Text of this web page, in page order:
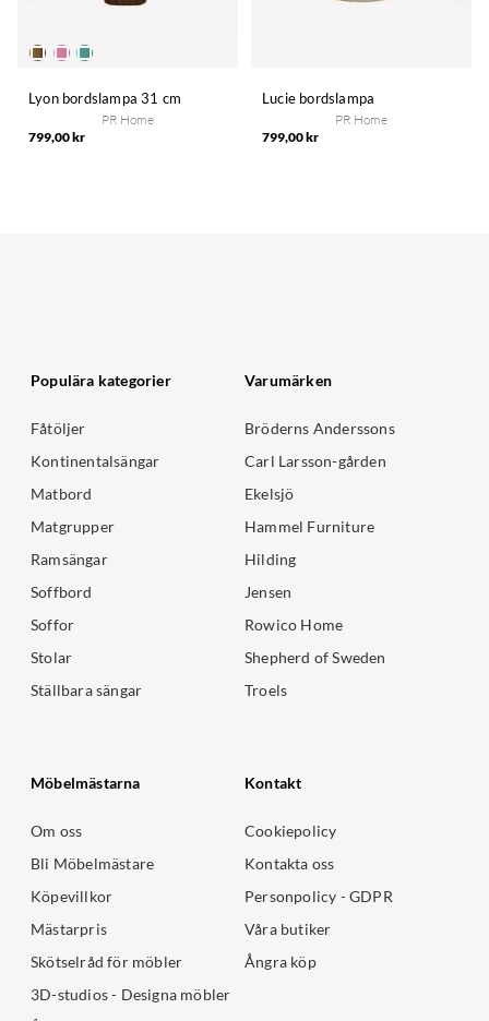
Lyon bordslampa 31 cm
PR Home
799,00 kr
Lucie bordslampa
PR Home
799,00 kr
Populära kategorier
Fåtöljer
Kontinentalsängar
Matbord
Matgrupper
Ramsängar
Soffbord
Soffor
Stolar
Ställbara sängar
Varumärken
Bröderns Anderssons
Carl Larsson-gården
Ekelsjö
Hammel Furniture
Hilding
Jensen
Rowico Home
Shepherd of Sweden
Troels
Möbelmästarna
Om oss
Bli Möbelmästare
Köpevillkor
Mästarpris
Skötselråd för möbler
3D-studios - Designa möbler
Kontakt
Cookiepolicy
Kontakta oss
Personpolicy - GDPR
Våra butiker
Ångra köp